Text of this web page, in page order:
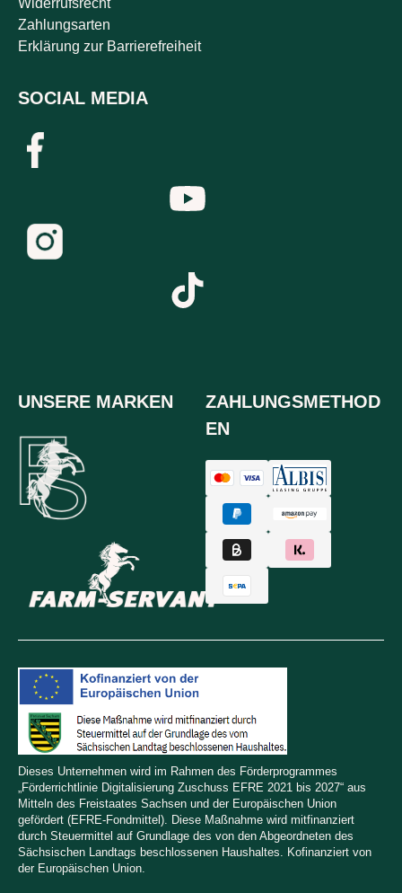
Widerrufsrecht
Zahlungsarten
Erklärung zur Barrierefreiheit
SOCIAL MEDIA
UNSERE MARKEN
ZAHLUNGSMETHOD
EN
Dieses Unternehmen wird im Rahmen des Förderprogrammes
„Förderrichtlinie Digitalisierung Zuschuss EFRE 2021 bis 2027“ aus
Mitteln des Freistaates Sachsen und der Europäischen Union
gefördert (EFRE-Fondmittel). Diese Maßnahme wird mitfinanziert
durch Steuermittel auf Grundlage des von den Abgeordneten des
Sächsischen Landtags beschlossenen Haushaltes. Kofinanziert von
der Europäischen Union.